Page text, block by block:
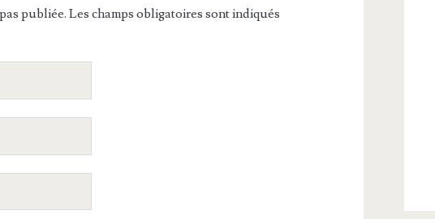
publiée. Les champs obligatoires sont indiqués